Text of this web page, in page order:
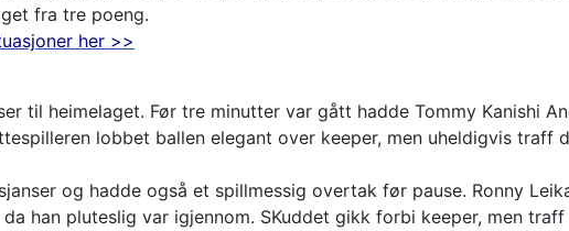
fra tre poeng.
her >>
til heimelaget. Før tre minutter var gått hadde Tommy Kanishi
lobbet ballen elegant over keeper, men uheldigvis traff
og hadde også et spillmessig overtak før pause. Ronny
han pluteslig var igjennom. SKuddet gikk forbi keeper, men